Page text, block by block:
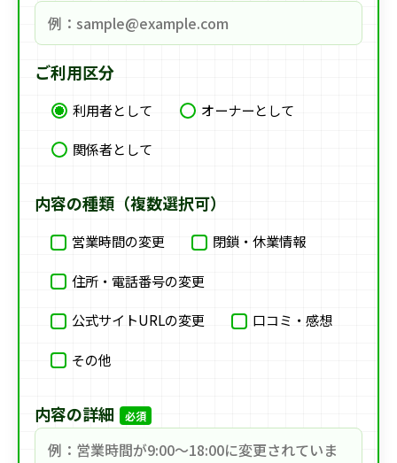
ご利用区分
利用者として
オーナーとして
関係者として
内容の種類（複数選択可）
営業時間の変更 閉鎖・休業情報
住所・電話番号の変更
公式サイトURLの変更 口コミ・感想
その他
内容の詳細 必須